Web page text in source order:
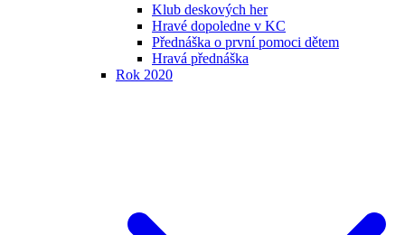
Klub deskových her
Hravé dopoledne v KC
Přednáška o první pomoci dětem
Hravá přednáška
Rok 2020